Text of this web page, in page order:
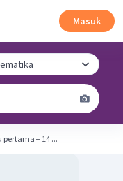
Masuk
− 14 ...